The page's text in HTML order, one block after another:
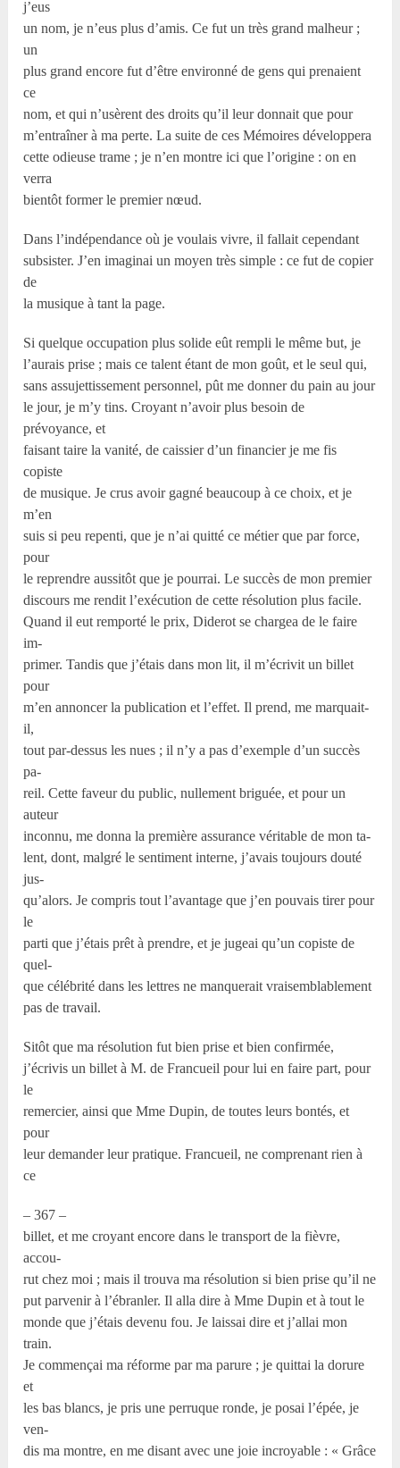
j’eus
un nom, je n’eus plus d’amis. Ce fut un très grand malheur ;
un
plus grand encore fut d’être environné de gens qui prenaient
ce
nom, et qui n’usèrent des droits qu’il leur donnait que pour
m’entraîner à ma perte. La suite de ces Mémoires développera
cette odieuse trame ; je n’en montre ici que l’origine : on en
verra
bientôt former le premier nœud.
Dans l’indépendance où je voulais vivre, il fallait cependant
subsister. J’en imaginai un moyen très simple : ce fut de copier
de
la musique à tant la page.
Si quelque occupation plus solide eût rempli le même but, je
l’aurais prise ; mais ce talent étant de mon goût, et le seul qui,
sans assujettissement personnel, pût me donner du pain au jour
le jour, je m’y tins. Croyant n’avoir plus besoin de
prévoyance, et
faisant taire la vanité, de caissier d’un financier je me fis
copiste
de musique. Je crus avoir gagné beaucoup à ce choix, et je
m’en
suis si peu repenti, que je n’ai quitté ce métier que par force,
pour
le reprendre aussitôt que je pourrai. Le succès de mon premier
discours me rendit l’exécution de cette résolution plus facile.
Quand il eut remporté le prix, Diderot se chargea de le faire
im-
primer. Tandis que j’étais dans mon lit, il m’écrivit un billet
pour
m’en annoncer la publication et l’effet. Il prend, me marquait-
il,
tout par-dessus les nues ; il n’y a pas d’exemple d’un succès
pa-
reil. Cette faveur du public, nullement briguée, et pour un
auteur
inconnu, me donna la première assurance véritable de mon ta-
lent, dont, malgré le sentiment interne, j’avais toujours douté
jus-
qu’alors. Je compris tout l’avantage que j’en pouvais tirer pour
le
parti que j’étais prêt à prendre, et je jugeai qu’un copiste de
quel-
que célébrité dans les lettres ne manquerait vraisemblablement
pas de travail.
Sitôt que ma résolution fut bien prise et bien confirmée,
j’écrivis un billet à M. de Francueil pour lui en faire part, pour
le
remercier, ainsi que Mme Dupin, de toutes leurs bontés, et
pour
leur demander leur pratique. Francueil, ne comprenant rien à
ce
– 367 –
billet, et me croyant encore dans le transport de la fièvre,
accou-
rut chez moi ; mais il trouva ma résolution si bien prise qu’il ne
put parvenir à l’ébranler. Il alla dire à Mme Dupin et à tout le
monde que j’étais devenu fou. Je laissai dire et j’allai mon
train.
Je commençai ma réforme par ma parure ; je quittai la dorure
et
les bas blancs, je pris une perruque ronde, je posai l’épée, je
ven-
dis ma montre, en me disant avec une joie incroyable : « Grâce